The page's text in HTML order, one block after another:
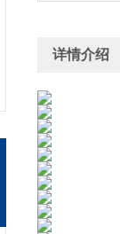
详情介绍